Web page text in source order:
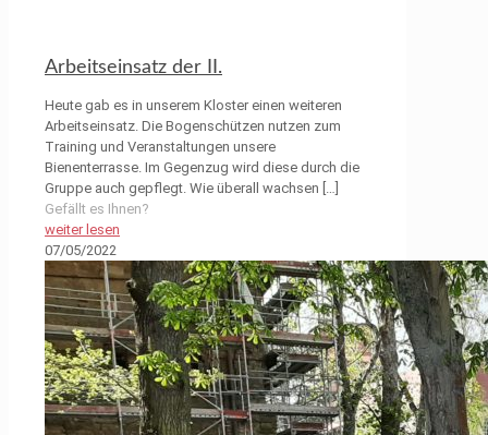
Arbeitseinsatz der II.
Heute gab es in unserem Kloster einen weiteren
Arbeitseinsatz. Die Bogenschützen nutzen zum
Training und Veranstaltungen unsere
Bienenterrasse. Im Gegenzug wird diese durch die
Gruppe auch gepflegt. Wie überall wachsen
Gefällt es Ihnen?
weiter lesen
07/05/2022